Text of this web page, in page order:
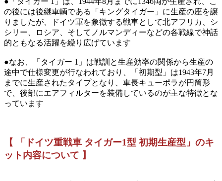
の後には後継車輌である「キングタイガー」に生産の座を譲
りましたが、ドイツ軍を象徴する戦車として北アフリカ、シ
シリー、ロシア、そしてノルマンディーなどの各戦線で神話
的ともなる活躍を繰り広げています
●なお、「タイガー 1」は戦訓と生産効率の関係から生産の
途中で仕様変更が行なわれており、「初期型」は1943年7月
までに生産されたタイプとなり、車長キューポラが円筒形
で、後部にエアフィルターを装備しているのが主な特徴とな
っています
【 「ドイツ重戦車 タイガー1型 初期生産型」のキ
ット内容について 】